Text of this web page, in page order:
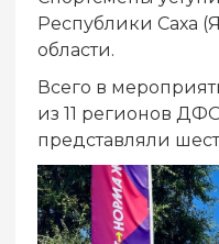
Республики Саха
области.
Всего в
из 11 регионов
представляли